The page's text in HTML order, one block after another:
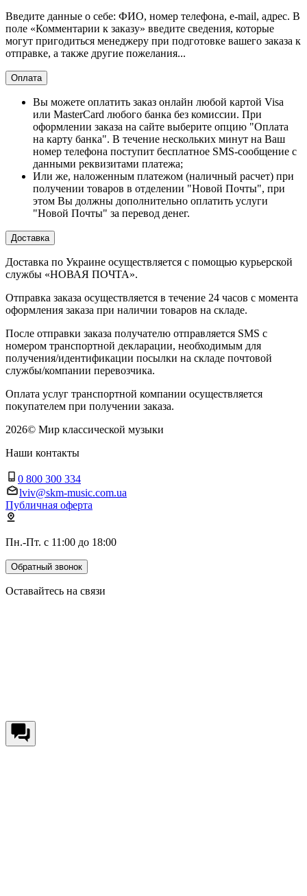
Введите данные о себе: ФИО, номер телефона, e-mail, адрес. В
поле «Комментарии к заказу» введите сведения, которые
могут пригодиться менеджеру при подготовке вашего заказа к
отправке, а также другие пожелания...
Оплата
Вы можете оплатить заказ онлайн любой картой Visa
или MasterCard любого банка без комиссии. При
оформлении заказа на сайте выберите опцию "Оплата
на карту банка". В течение нескольких минут на Ваш
номер телефона поступит бесплатное SMS-сообщение с
данными реквизитами платежа;
Или же, наложенным платежом (наличный расчет) при
получении товаров в отделении "Новой Почты", при
этом Вы должны дополнительно оплатить услуги
"Новой Почты" за перевод денег.
Доставка
Доставка по Украине осуществляется с помощью курьерской
службы «НОВАЯ ПОЧТА».
Отправка заказа осуществляется в течение 24 часов с момента
оформления заказа при наличии товаров на складе.
После отправки заказа получателю отправляется SMS с
номером транспортной декларации, необходимым для
получения/идентификации посылки на складе почтовой
службы/компании перевозчика.
Оплата услуг транспортной компании осуществляется
покупателем при получении заказа.
2026© Мир классической музыки
Наши контакты
0 800 300 334
lviv@skm-music.com.ua
Публичная оферта
Пн.-Пт. с 11:00 до 18:00
Обратный звонок
Оставайтесь на связи